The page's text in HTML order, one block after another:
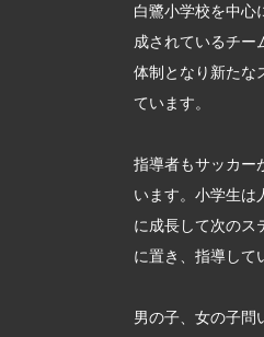
白鷺小学校を中心
成されているチー
体制となり新たな
ています。
指導者もサッカー
います。小学生は
に成長して次のス
に置き、指導して
男の子、女の子問